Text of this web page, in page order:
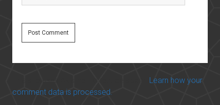
Learn how your
comment data is processed.